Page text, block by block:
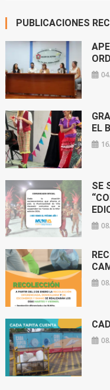
PUBLICACIONES
EL
SE